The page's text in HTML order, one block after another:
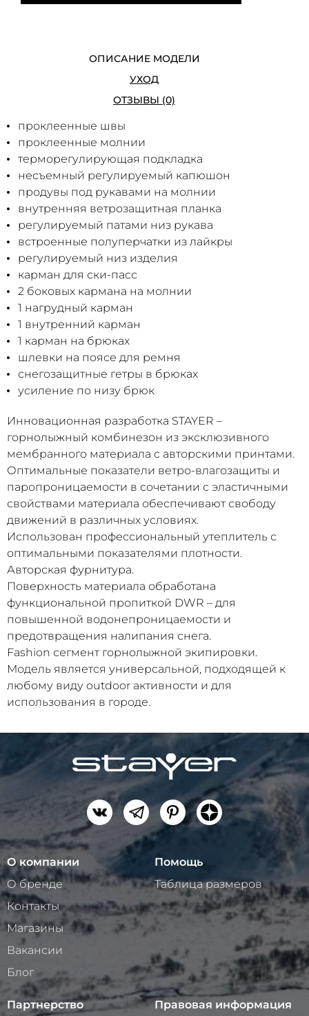
ОПИСАНИЕ МОДЕЛИ
УХОД
ОТЗЫВЫ (0)
проклеенные швы
проклеенные молнии
терморегулирующая подкладка
несъемный регулируемый капюшон
продувы под рукавами на молнии
внутренняя ветрозащитная планка
регулируемый патами низ рукава
встроенные полуперчатки из лайкры
регулируемый низ изделия
карман для ски-пасс
2 боковых кармана на молнии
1 нагрудный карман
1 внутренний карман
1 карман на брюках
шлевки на поясе для ремня
снегозащитные гетры в брюках
усиление по низу брюк
Инновационная разработка STAYER –
горнолыжный комбинезон из эксклюзивного
мембранного материала с авторскими принтами.
Оптимальные показатели ветро-влагозащиты и
паропроницаемости в сочетании с эластичными
свойствами материала обеспечивают свободу
движений в различных условиях.
Использован профессиональный утеплитель с
оптимальными показателями плотности.
Авторская фурнитура.
Поверхность материала обработана
функциональной пропиткой DWR – для
повышенной водонепроницаемости и
предотвращения налипания снега.
Fashion сегмент горнолыжной экипировки.
Модель является универсальной, подходящей к
любому виду outdoor активности и для
использования в городе.
О компании
О бренде
Контакты
Магазины
Вакансии
Блог
Помощь
Таблица размеров
Партнерство Правовая информация